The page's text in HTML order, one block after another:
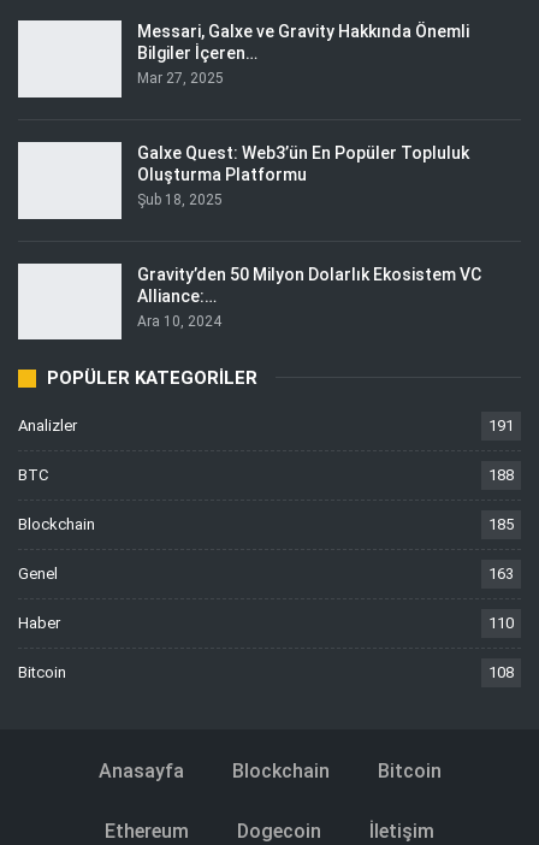
Messari, Galxe ve Gravity Hakkında Önemli
Bilgiler İçeren…
Mar 27, 2025
Galxe Quest: Web3’ün En Popüler Topluluk
Oluşturma Platformu
Şub 18, 2025
Gravity’den 50 Milyon Dolarlık Ekosistem VC
Alliance:…
Ara 10, 2024
POPÜLER KATEGORILER
Analizler 191
BTC 188
Blockchain 185
Genel 163
Haber 110
Bitcoin 108
Anasayfa Blockchain Bitcoin
Ethereum Dogecoin İletişim